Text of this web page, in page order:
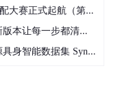
OpenClaw 使用
正式起航（第二季）
让每一步都清晰可见
集 SynData 入驻 AtomGit